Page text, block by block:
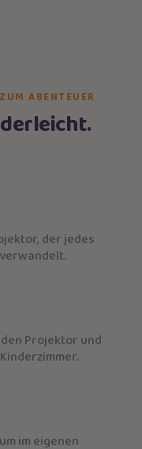
ABENTEUER
der jedes
Projektor und
im eigenen